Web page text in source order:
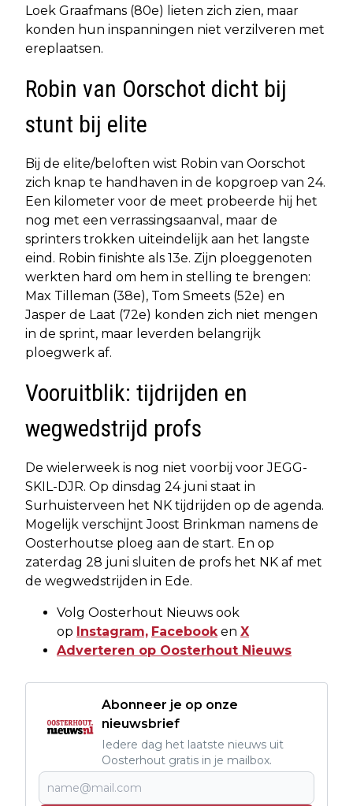
Loek Graafmans (80e) lieten zich zien, maar
konden hun inspanningen niet verzilveren met
ereplaatsen.
Robin van Oorschot dicht bij
stunt bij elite
Bij de elite/beloften wist Robin van Oorschot
zich knap te handhaven in de kopgroep van 24.
Een kilometer voor de meet probeerde hij het
nog met een verrassingsaanval, maar de
sprinters trokken uiteindelijk aan het langste
eind. Robin finishte als 13e. Zijn ploeggenoten
werkten hard om hem in stelling te brengen:
Max Tilleman (38e), Tom Smeets (52e) en
Jasper de Laat (72e) konden zich niet mengen
in de sprint, maar leverden belangrijk
ploegwerk af.
Vooruitblik: tijdrijden en
wegwedstrijd profs
De wielerweek is nog niet voorbij voor JEGG-
SKIL-DJR. Op dinsdag 24 juni staat in
Surhuisterveen het NK tijdrijden op de agenda.
Mogelijk verschijnt Joost Brinkman namens de
Oosterhoutse ploeg aan de start. En op
zaterdag 28 juni sluiten de profs het NK af met
de wegwedstrijden in Ede.
Volg Oosterhout Nieuws ook
op Instagram, Facebooken X
Adverteren op Oosterhout Nieuws
Abonneer je op onze
nieuwsbrief
Iedere dag het laatste nieuws uit
Oosterhout gratis in je mailbox.